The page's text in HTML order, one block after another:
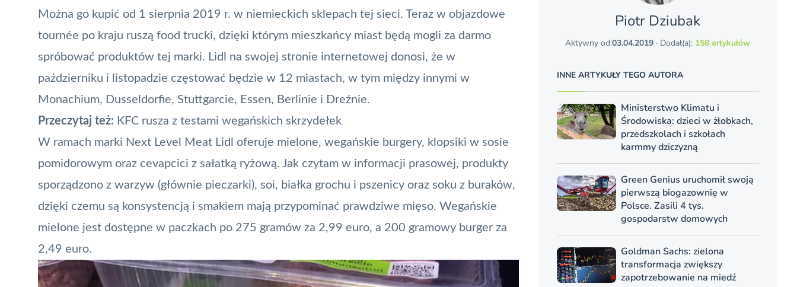
Można go kupić od 1 sierpnia 2019 r. w niemieckich sklepach tej sieci. Teraz w objazdowe
tournée po kraju ruszą food trucki, dzięki którym mieszkańcy miast będą mogli za darmo
spróbować produktów tej marki. Lidl na swojej stronie internetowej donosi, że w
październiku i listopadzie częstować będzie w 12 miastach, w tym między innymi w
Monachium, Dusseldorfie, Stuttgarcie, Essen, Berlinie i Dreźnie.
Przeczytaj też: KFC rusza z testami wegańskich skrzydełek
W ramach marki Next Level Meat Lidl oferuje mielone, wegańskie burgery, klopsiki w sosie
pomidorowym oraz cevapcici z sałatką ryżową. Jak czytam w informacji prasowej, produkty
sporządzono z warzyw (głównie pieczarki), soi, białka grochu i pszenicy oraz soku z buraków,
dzięki czemu są konsystencją i smakiem mają przypominać prawdziwe mięso. Wegańskie
mielone jest dostępne w paczkach po 275 gramów za 2,99 euro, a 200 gramowy burger za
2,49 euro.
Piotr Dziubak
Aktywny od:03.04.2019 · Dodał(a): 158 artykułów
INNE ARTYKUŁY TEGO AUTORA
Ministerstwo Klimatu i
Środowiska: dzieci w żłobkach,
przedszkolach i szkołach
karmmy dziczyzną
Green Genius uruchomił swoją
pierwszą biogazownię w
Polsce. Zasili 4 tys.
gospodarstw domowych
Goldman Sachs: zielona
transformacja zwiększy
zapotrzebowanie na miedź